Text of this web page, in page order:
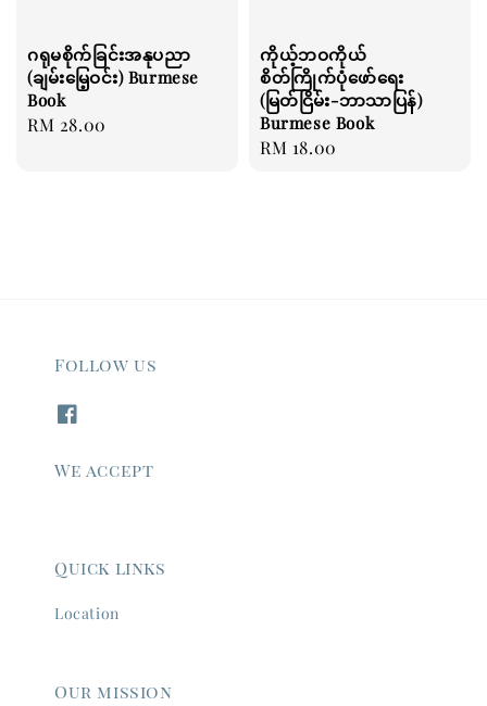
ဂရုမစိုက်ခြင်းအနုပညာ
(ချမ်းမြေ့ဝင်း) Burmese
Book
Regular
RM 28.00
ကိုယ့်ဘဝကိုယ်
စိတ်ကြိုက်ပုံဖော်ရေး
(မြတ်ငြိမ်း-ဘာသာပြန်)
Burmese Book
Regular
RM 18.00
Follow us
We accept
Quick links
Location
Our mission